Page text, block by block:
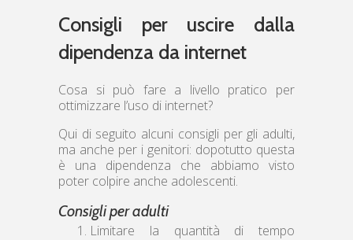
Consigli per uscire dalla
dipendenza da internet
Cosa si può fare a livello pratico per
ottimizzare l’uso di internet?
Qui di seguito alcuni consigli per gli adulti,
ma anche per i genitori: dopotutto questa
è una dipendenza che abbiamo visto
poter colpire anche adolescenti.
Consigli per adulti
Limitare la quantità di tempo